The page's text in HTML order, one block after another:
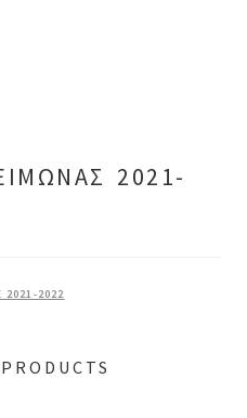
2021-
2022